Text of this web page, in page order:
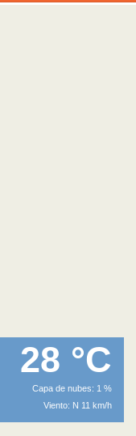
28 °C
Capa de nubes: 1 %
Viento: N 11 km/h